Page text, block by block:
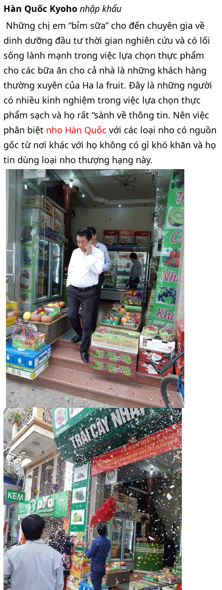
Hàn Quốc Kyoho nhập khẩu
Những chị em “bỉm sữa” cho đến chuyên gia về
dinh dưỡng đầu tư thời gian nghiên cứu và có lối
sống lành mạnh trong việc lựa chọn thực phẩm
cho các bữa ăn cho cả nhà là những khách hàng
thường xuyên của Ha la fruit. Đây là những người
có nhiều kinh nghiệm trong việc lựa chọn thực
phẩm sạch và họ rất “sành về thông tin. Nên việc
phân biệt nho Hàn Quốc với các loại nho có nguồn
gốc từ nơi khác với họ không có gì khó khăn và họ
tin dùng loại nho thượng hạng này.